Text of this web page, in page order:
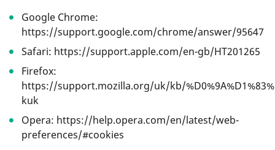
Google Chrome:
https://support.google.com/chrome/answer/95647
Safari: https://support.apple.com/en-gb/HT201265
Firefox:
https://support.mozilla.org/uk/kb/
kuk
Opera: https://help.opera.com/en/latest/web-
preferences/#cookies